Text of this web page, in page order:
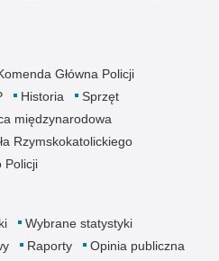
Główna Policji
Historia
Sprzęt
międzynarodowa
Rzymskokatolickiego
Policji
Wybrane statystyki
Raporty Opinia publiczna